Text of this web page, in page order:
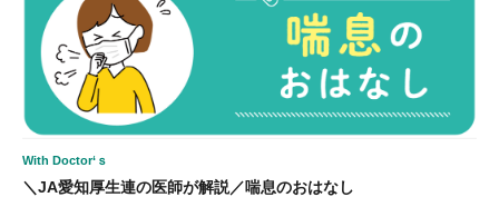
With Doctor‘ｓ
＼JA愛知厚生連の医師が解説／喘息のおはなし